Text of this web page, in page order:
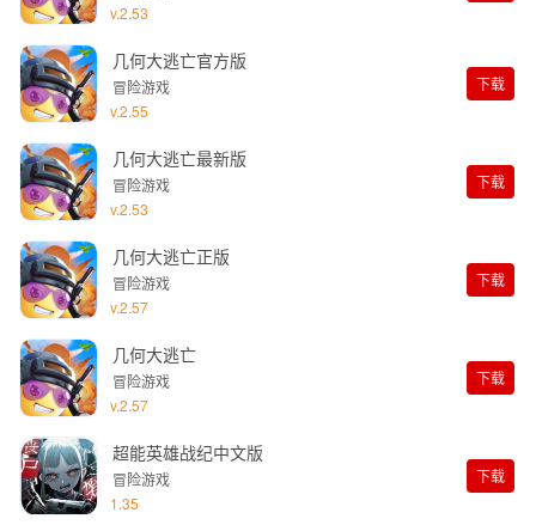
v.2.53
几何大逃亡官方版
冒险游戏
v.2.55
下载
几何大逃亡最新版
冒险游戏
v.2.53
下载
几何大逃亡正版
冒险游戏
v.2.57
下载
几何大逃亡
冒险游戏
v.2.57
下载
超能英雄战纪中文版
冒险游戏
1.35
下载